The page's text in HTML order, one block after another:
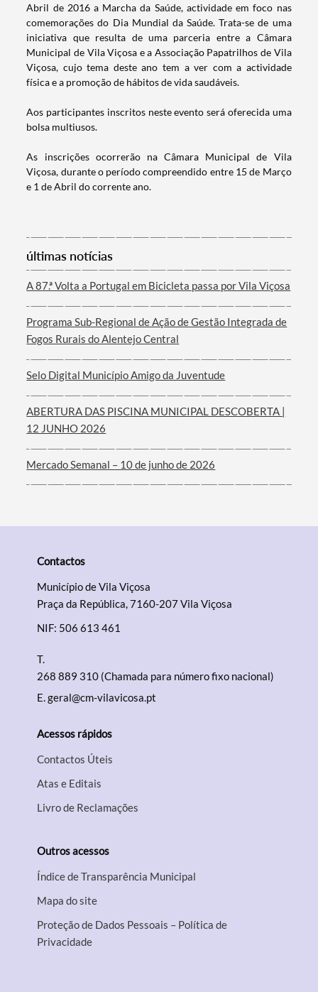
Termo de Pesquisa
Categorias gerais
Filtros
Abril de 2016 a Marcha da Saúde, actividade em foco nas
comemorações do Dia Mundial da Saúde. Trata-se de uma
iniciativa que resulta de uma parceria entre a Câmara
Municipal de Vila Viçosa e a Associação Papatrilhos de Vila
Viçosa, cujo tema deste ano tem a ver com a actividade
física e a promoção de hábitos de vida saudáveis.
Aos participantes inscritos neste evento será oferecida uma
bolsa multiusos.
As inscrições ocorrerão na Câmara Municipal de Vila
Viçosa, durante o período compreendido entre 15 de Março
e 1 de Abril do corrente ano.
últimas notícias
A 87.ª Volta a Portugal em Bicicleta passa por Vila Viçosa
Programa Sub-Regional de Ação de Gestão Integrada de
Fogos Rurais do Alentejo Central
Selo Digital Município Amigo da Juventude
ABERTURA DAS PISCINA MUNICIPAL DESCOBERTA |
12 JUNHO 2026
Mercado Semanal – 10 de junho de 2026
Contactos
Município de Vila Viçosa
Praça da República, 7160-207 Vila Viçosa
NIF: 506 613 461
T.
268 889 310 (Chamada para número fixo nacional)
E.geral@cm-vilavicosa.pt
Acessos rápidos
Contactos Úteis
Atas e Editais
Livro de Reclamações
Outros acessos
Índice de Transparência Municipal
Mapa do site
Proteção de Dados Pessoais – Política de
Privacidade